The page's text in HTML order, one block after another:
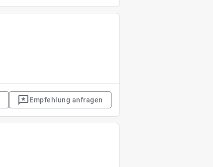
Empfehlung anfragen